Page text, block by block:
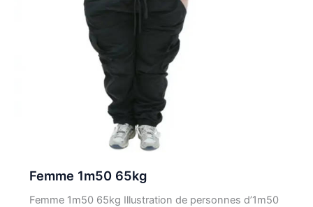
Femme 1m50 65kg
Femme 1m50 65kg Illustration de personnes d’1m50